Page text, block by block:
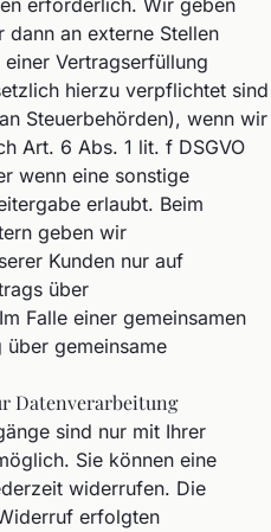
erforderlich. Wir geben
dann an externe Stellen
Vertragserfüllung
hierzu verpflichtet sind
Steuerbehörden), wenn wir
Art. 6 Abs. 1 lit. f DSGVO
wenn eine sonstige
erlaubt. Beim
geben wir
Kunden nur auf
über
Falle einer gemeinsamen
gemeinsame
Datenverarbeitung
sind nur mit Ihrer
Sie können eine
widerrufen. Die
erfolgten